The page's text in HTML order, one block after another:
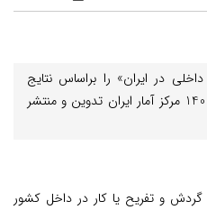
در ایران» را براساس نتایج
آمارگیری از گردشگران ملّی سال 1400 مرکز آمار ایران تدوین و منتشر
و تفریح یا کار در داخل کشور